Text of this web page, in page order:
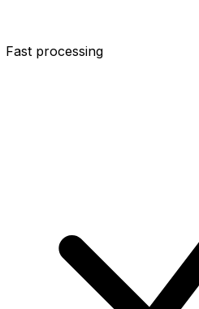
Fast processing